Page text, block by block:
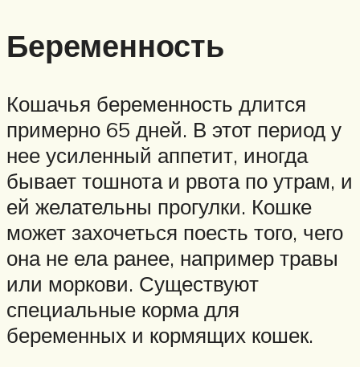
Беременность
Кошачья беременность длится
примерно 65 дней. В этот период у
нее усиленный аппетит, иногда
бывает тошнота и рвота по утрам, и
ей желательны прогулки. Кошке
может захочеться поесть того, чего
она не ела ранее, например травы
или моркови. Существуют
специальные корма для
беременных и кормящих кошек.